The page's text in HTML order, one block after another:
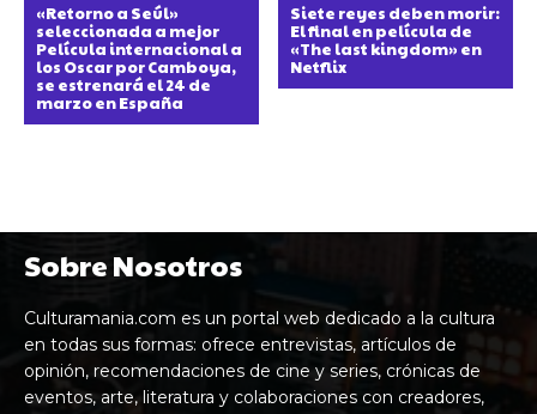
«Retorno a Seúl»
seleccionada a mejor
Película internacional a
los Oscar por Camboya,
se estrenará el 24 de
marzo en España
Siete reyes deben morir:
El final en película de
«The last kingdom» en
Netflix
Sobre Nosotros
Culturamania.com es un portal web dedicado a la cultura
en todas sus formas: ofrece entrevistas, artículos de
opinión, recomendaciones de cine y series, crónicas de
eventos, arte, literatura y colaboraciones con creadores,